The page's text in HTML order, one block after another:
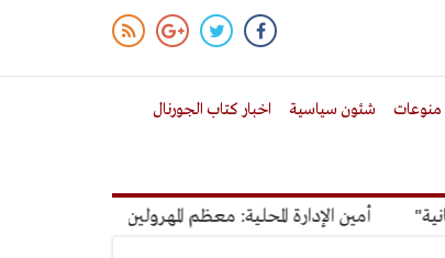
منوعات شئون سياسية اخبار كتاب الجورنال
أمين الإدارة المحلية: معظم المهرولين للتصالح أصحاب